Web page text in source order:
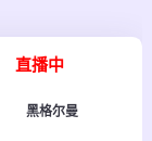
直播中
黑格尔曼